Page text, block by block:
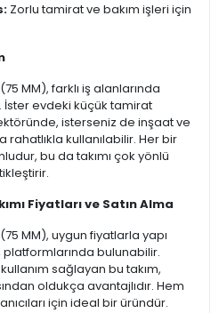
Zorlu tamirat ve bakım işleri için
MM), farklı iş alanlarında
evdeki küçük tamirat
isterseniz de inşaat ve
kullanılabilir. Her bir
bu da takımı çok yönlü
Fiyatları ve Satın Alma
MM), uygun fiyatlarla yapı
bulunabilir.
sağlayan bu takım,
oldukça avantajlıdır. Hem
için ideal bir üründür.